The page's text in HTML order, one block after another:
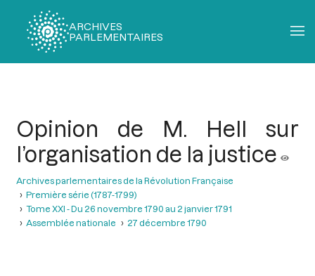
ARCHIVES
PARLEMENTAIRES
Opinion de M. Hell sur
l’organisation de la justice
Archives parlementaires de la Révolution Française
Première série (1787-1799)
Tome XXI - Du 26 novembre 1790 au 2 janvier 1791
Assemblée nationale
27 décembre 1790